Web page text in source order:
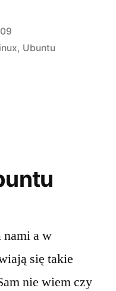
, Ubuntu
nami a w
się takie
nie wiem czy